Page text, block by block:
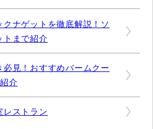
ナゲットを徹底解説！ソ
トまで紹介
必見！おすすめバームクー
介
レストラン